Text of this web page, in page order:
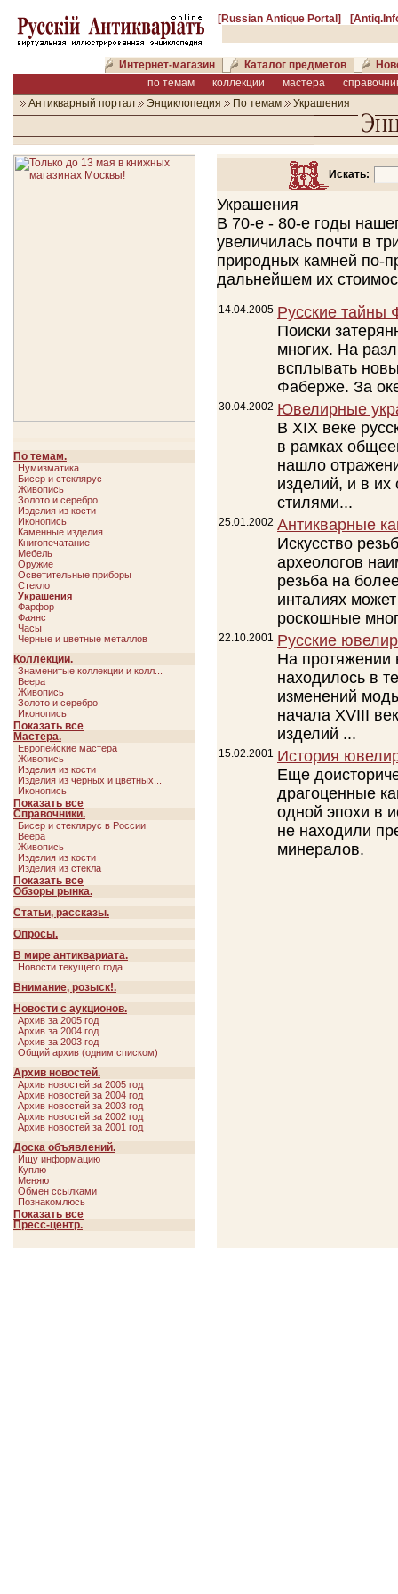
[Russian Antique Portal]
Интернет-магазин Каталог предметов
по темам
коллекции мастера
Антикварный портал
Энциклопедия По темам Украшения
По темам.
Нумизматика
Бисер и стеклярус
Живопись
Золото и серебро
Изделия из кости
Иконопись
Каменные изделия
Книгопечатание
Мебель
Оружие
Осветительные приборы
Стекло
Украшения
Фарфор
Фаянс
Часы
Черные и цветные металлов
Коллекции.
Знаменитые коллекции и колл...
Веера
Живопись
Золото и серебро
Иконопись
Мебель
Оружие
Украшения
Фарфор
Показать все
Свернуть
Мастера.
Европейские мастера
Живопись
Изделия из кости
Изделия из черных и цветных...
Иконопись
Словарь русских художников
Украшения
Фаянс
Показать все
Свернуть
Справочники.
Бисер и стеклярус в России
Веера
Живопись
Изделия из кости
Изделия из стекла
Изделия из черных и цветных...
Каменные вазы и камнерезные...
Мебель
Оружие
Осветительные приборы
Фарфор
Фаянс
Часы
Ювелирные украшения
Показать все
Свернуть
Обзоры рынка.
Статьи, рассказы.
Опросы.
В мире антиквариата.
Новости текущего года
Внимание, розыск!.
Новости с аукционов.
Архив за 2005 год
Архив за 2004 год
Архив за 2003 год
Общий архив (одним списком)
Архив новостей.
Архив новостей за 2005 год
Архив новостей за 2004 год
Архив новостей за 2003 год
Архив новостей за 2002 год
Архив новостей за 2001 год
Доска объявлений.
Ищу информацию
Куплю
Меняю
Обмен ссылками
Познакомлюсь
Продам
Разное
Показать все
Свернуть
Пресс-центр.
Искать:
Украшения
В 70-е - 80-е годы
увеличилась почти в
природных камней по-
дальнейшем их
14.04.2005 Русские тайны
Поиски
многих. На
всплывать
Фаберже. За
30.04.2002 Ювелирные
В XIX веке
в рамках
нашло
изделий, и в их
стилями...
25.01.2002 Антикварные
Искусство
археологов
резьба на
инталиях
роскошные
22.10.2001 Русские
На протяжении
находилось в
изменений
начала XVIII
изделий ...
15.02.2001 История
Еще
драгоценные
одной эпохи в
не находили
минералов.